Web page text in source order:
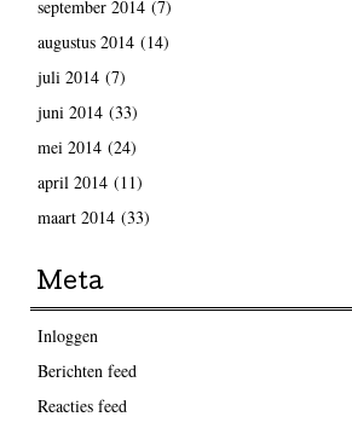
september 2014(7)
augustus 2014(14)
juli 2014(7)
juni 2014(33)
mei 2014(24)
april 2014(11)
maart 2014(33)
Meta
Inloggen
Berichten feed
Reacties feed